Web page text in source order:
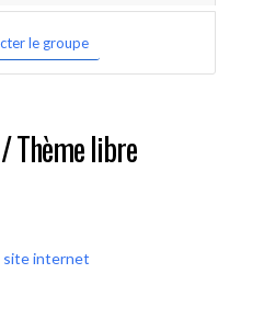
le groupe
Thème libre
site internet